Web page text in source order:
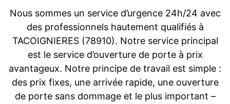
Nous sommes un service d’urgence 24h/24 avec
des professionnels hautement qualifiés à
TACOIGNIERES (78910). Notre service principal
est le service d’ouverture de porte à prix
avantageux. Notre principe de travail est simple :
des prix fixes, une arrivée rapide, une ouverture
de porte sans dommage et le plus important –